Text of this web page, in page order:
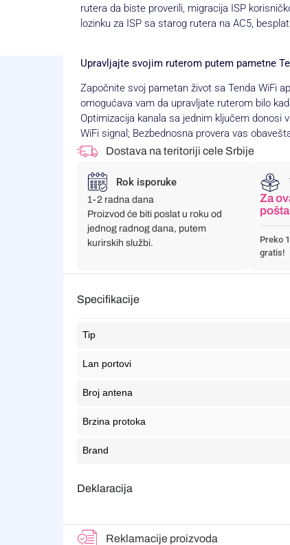
rutera da biste proverili, migracija ISP
lozinku za ISP sa starog rutera na AC5,
Upravljajte svojim ruterom putem pametne
Započnite svoj pametan život sa Tenda WiFi
omogućava vam da upravljate ruterom bilo
Optimizacija kanala sa jednim ključem donosi
WiFi signal; Bezbednosna provera vas
Dostava na teritoriji cele Srbije
Rok isporuke
1-2 radna dana
Proizvod će biti poslat u roku od
jednog radnog dana, putem
kurirskih službi.
Za
Preko
gratis!
Specifikacije
Tip
Lan portovi
Broj antena
Brzina protoka
Brand
Deklaracija
Reklamacije proizvoda